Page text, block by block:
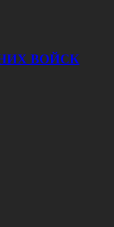
ВОЙСК